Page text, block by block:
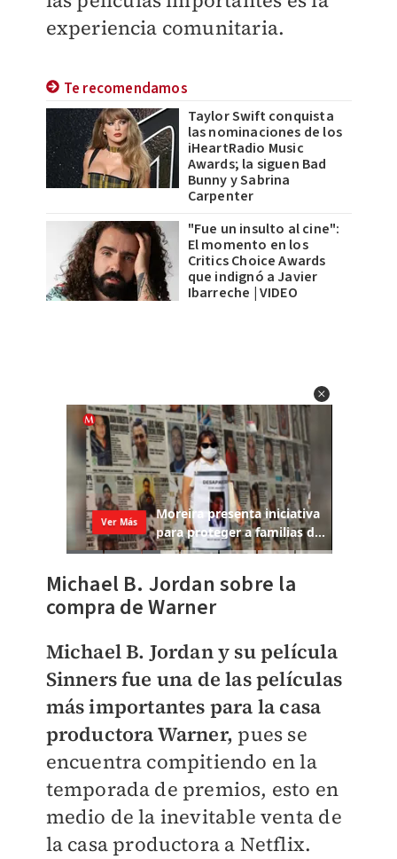
experiencia comunitaria.
Te recomendamos
Taylor Swift conquista
las nominaciones de los
iHeartRadio Music
Awards; la siguen Bad
Bunny y Sabrina
Carpenter
"Fue un insulto al cine":
El momento en los
Critics Choice Awards
que indignó a Javier
Ibarreche | VIDEO
Michael B. Jordan sobre la
compra de Warner
Michael B. Jordan y su película
Sinners fue una de las películas
más importantes para la casa
productora Warner, pues se
encuentra compitiendo en la
temporada de premios, esto en
medio de la inevitable venta de
la casa productora a Netflix.